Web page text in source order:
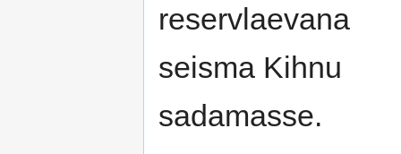
reservlaevana
seisma Kihnu
sadamasse.